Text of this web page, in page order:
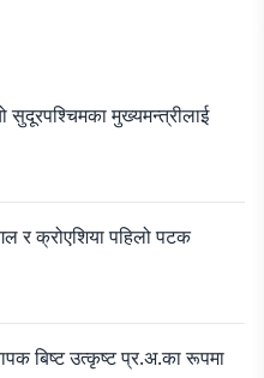
सुदूरपश्चिमका मुख्यमन्त्रीलाई
र क्रोएशिया पहिलो पटक
बिष्ट उत्कृष्ट प्र.अ.का रूपमा